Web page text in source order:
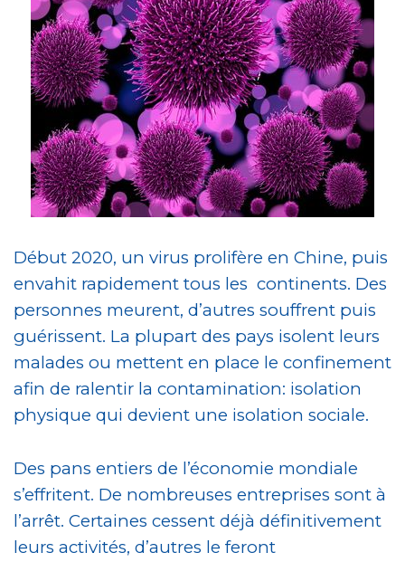
Début 2020, un virus prolifère en Chine, puis
envahit rapidement tous les continents. Des
personnes meurent, d’autres souffrent puis
guérissent. La plupart des pays isolent leurs
malades ou mettent en place le confinement
afin de ralentir la contamination: isolation
physique qui devient une isolation sociale.
Des pans entiers de l’économie mondiale
s’effritent. De nombreuses entreprises sont à
l’arrêt. Certaines cessent déjà définitivement
leurs activités, d’autres le feront